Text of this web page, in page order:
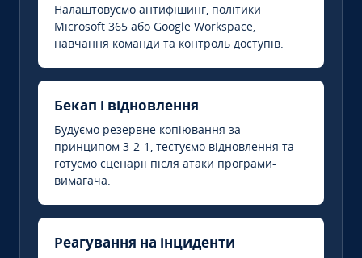
Налаштовуємо антифішинг, політики
Microsoft 365 або Google Workspace,
навчання команди та контроль доступів.
Бекап і відновлення
Будуємо резервне копіювання за
принципом 3-2-1, тестуємо відновлення та
готуємо сценарії після атаки програми-
вимагача.
Реагування на інциденти